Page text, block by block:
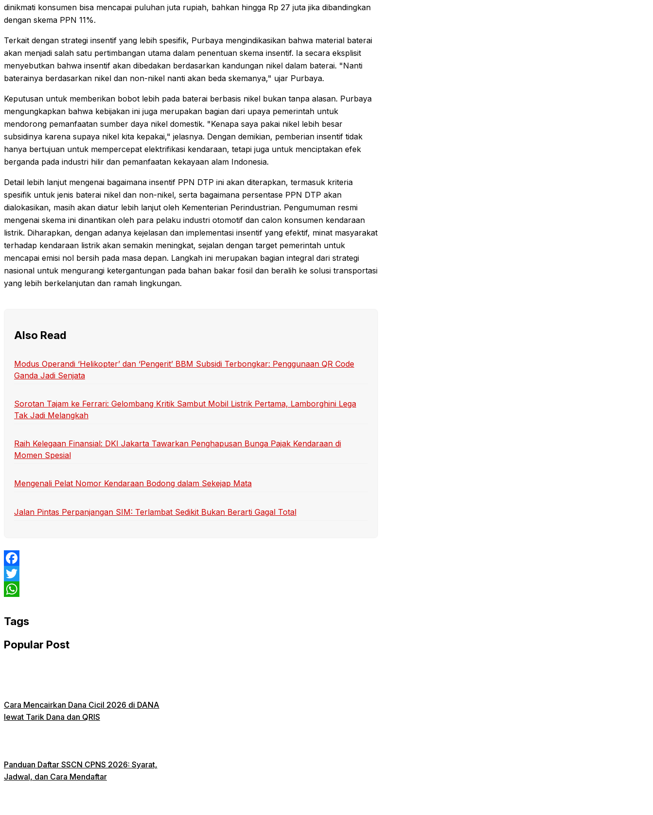
dinikmati konsumen bisa mencapai puluhan juta rupiah, bahkan hingga Rp 27 juta jika dibandingkan
dengan skema PPN 11%.
Terkait dengan strategi insentif yang lebih spesifik, Purbaya mengindikasikan bahwa material baterai
akan menjadi salah satu pertimbangan utama dalam penentuan skema insentif. Ia secara eksplisit
menyebutkan bahwa insentif akan dibedakan berdasarkan kandungan nikel dalam baterai. "Nanti
baterainya berdasarkan nikel dan non-nikel nanti akan beda skemanya," ujar Purbaya.
Keputusan untuk memberikan bobot lebih pada baterai berbasis nikel bukan tanpa alasan. Purbaya
mengungkapkan bahwa kebijakan ini juga merupakan bagian dari upaya pemerintah untuk
mendorong pemanfaatan sumber daya nikel domestik. "Kenapa saya pakai nikel lebih besar
subsidinya karena supaya nikel kita kepakai," jelasnya. Dengan demikian, pemberian insentif tidak
hanya bertujuan untuk mempercepat elektrifikasi kendaraan, tetapi juga untuk menciptakan efek
berganda pada industri hilir dan pemanfaatan kekayaan alam Indonesia.
Detail lebih lanjut mengenai bagaimana insentif PPN DTP ini akan diterapkan, termasuk kriteria
spesifik untuk jenis baterai nikel dan non-nikel, serta bagaimana persentase PPN DTP akan
dialokasikan, masih akan diatur lebih lanjut oleh Kementerian Perindustrian. Pengumuman resmi
mengenai skema ini dinantikan oleh para pelaku industri otomotif dan calon konsumen kendaraan
listrik. Diharapkan, dengan adanya kejelasan dan implementasi insentif yang efektif, minat masyarakat
terhadap kendaraan listrik akan semakin meningkat, sejalan dengan target pemerintah untuk
mencapai emisi nol bersih pada masa depan. Langkah ini merupakan bagian integral dari strategi
nasional untuk mengurangi ketergantungan pada bahan bakar fosil dan beralih ke solusi transportasi
yang lebih berkelanjutan dan ramah lingkungan.
Also Read
Modus Operandi ‘Helikopter’ dan ‘Pengerit’ BBM Subsidi Terbongkar: Penggunaan QR Code
Ganda Jadi Senjata
Sorotan Tajam ke Ferrari: Gelombang Kritik Sambut Mobil Listrik Pertama, Lamborghini Lega
Tak Jadi Melangkah
Raih Kelegaan Finansial: DKI Jakarta Tawarkan Penghapusan Bunga Pajak Kendaraan di
Momen Spesial
Mengenali Pelat Nomor Kendaraan Bodong dalam Sekejap Mata
Jalan Pintas Perpanjangan SIM: Terlambat Sedikit Bukan Berarti Gagal Total
Facebook
Twitter
Tags
Popular Post
Cara Mencairkan Dana Cicil 2026 di DANA
lewat Tarik Dana dan QRIS
Panduan Daftar SSCN CPNS 2026: Syarat,
Jadwal, dan Cara Mendaftar